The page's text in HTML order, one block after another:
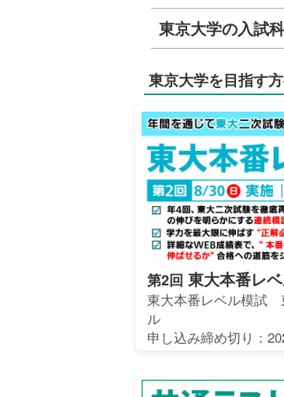
東京大学の入試
東京大学を目指す
第2回 東大本番レ
東大本番レベル模試
ル
申し込み締め切り：